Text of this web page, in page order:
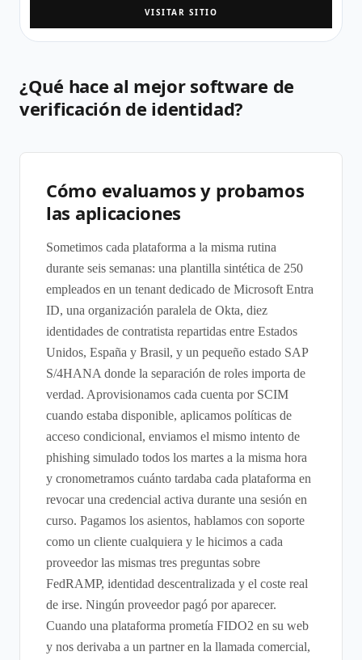
VISITAR SITIO
¿Qué hace al mejor software de
verificación de identidad?
Cómo evaluamos y probamos
las aplicaciones
Sometimos cada plataforma a la misma rutina
durante seis semanas: una plantilla sintética de 250
empleados en un tenant dedicado de Microsoft Entra
ID, una organización paralela de Okta, diez
identidades de contratista repartidas entre Estados
Unidos, España y Brasil, y un pequeño estado SAP
S/4HANA donde la separación de roles importa de
verdad. Aprovisionamos cada cuenta por SCIM
cuando estaba disponible, aplicamos políticas de
acceso condicional, enviamos el mismo intento de
phishing simulado todos los martes a la misma hora
y cronometramos cuánto tardaba cada plataforma en
revocar una credencial activa durante una sesión en
curso. Pagamos los asientos, hablamos con soporte
como un cliente cualquiera y le hicimos a cada
proveedor las mismas tres preguntas sobre
FedRAMP, identidad descentralizada y el coste real
de irse. Ningún proveedor pagó por aparecer.
Cuando una plataforma prometía FIDO2 en su web
y nos derivaba a un partner en la llamada comercial,